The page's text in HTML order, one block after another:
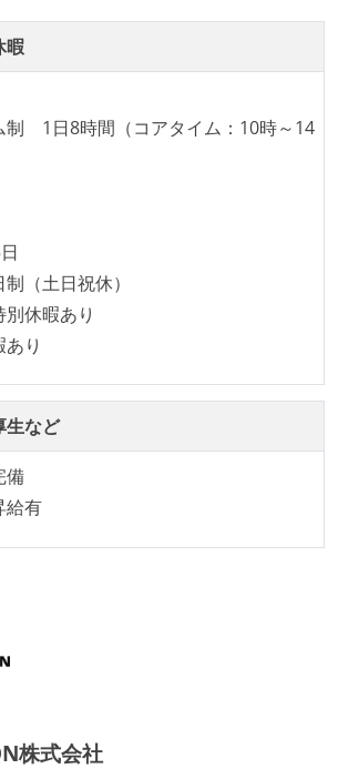
のための取り組み
されるコードには、全てコードレビュ
ログラミングを実施している
ングは随時行われるべき」という価値
ドには自動的にリグレッションテスト
境が構築されている
状況
期間でのイテレーション開発を実践
ンドアップミーティング、またはそれ
内の打ち合わせを行っている
の最後などに、定期的にチームでふり
整備
暇
制 1日8時間（コアタイム：10時～14
（土日祝休）
休暇あり
り
生など
備
給有
株式会社